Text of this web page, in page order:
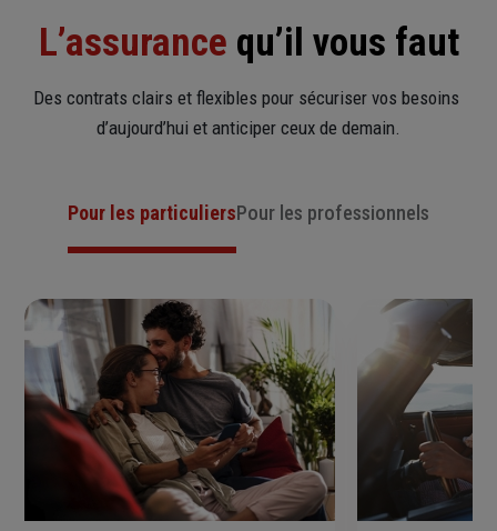
Assurez l'avenir de votre famille et de votre activité
L’assurance qu’il vous faut
Des contrats clairs et flexibles pour sécuriser vos besoins
d’aujourd’hui et anticiper ceux de demain.
Pour les particuliersPour les professionnels